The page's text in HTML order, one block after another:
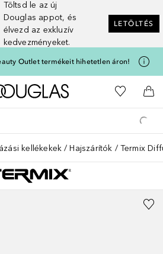
Töltsd le az új
Douglas appot, és
élvezd az exkluzív
kedvezményeket.
LETÖLTÉS
Outlet termékeit hihetetlen áron!
A Douglas Főoldalra
A
kellékekek Hajszárítók Termix